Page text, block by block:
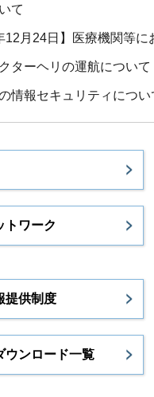
て
12月24日】医療機関等
ターヘリの運航について
情報セキュリティについ
トワーク
提供制度
ウンロード一覧